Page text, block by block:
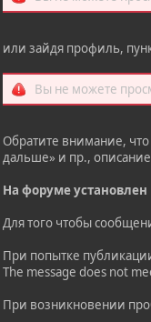
или зайдя профиль,
Вы не можете
Обратите внимание, что
дальше» и пр.,
На форуме
Для того чтобы
При попытке
The message does not
При возникновении